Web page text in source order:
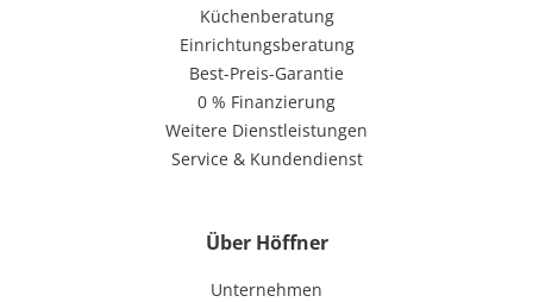
Küchenberatung
Einrichtungsberatung
Best-Preis-Garantie
0 % Finanzierung
Weitere Dienstleistungen
Service & Kundendienst
Über Höffner
Unternehmen